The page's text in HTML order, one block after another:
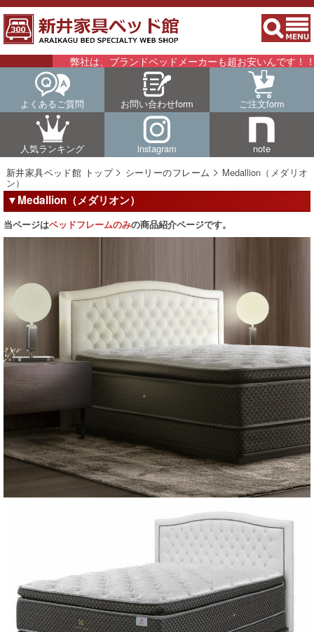
弊社は、ブランドベッドメーカーも超お安いんです！！詳細
よくあるご質問 お問い合わせform ご注文form
人気ランキング instagram
note
新井家具ベッド館 トップ
シーリーのフレーム Medallion（メダリオ
ン）
▼Medallion（メダリオン）
当ページはベッドフレームのみの商品紹介ページです。